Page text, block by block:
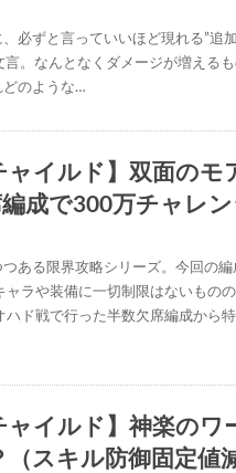
必ずと言っていいほど現れる”追
言。なんとなくダメージが増える
どのような…
ャイルド】双面のモ
成で300万チャレ
ある限界攻略シリーズ。今回の編
ャラや装備に一切制限はないもの
ハド戦で行った半数欠席編成から
ャイルド】神楽のワ
スキル防御固定値